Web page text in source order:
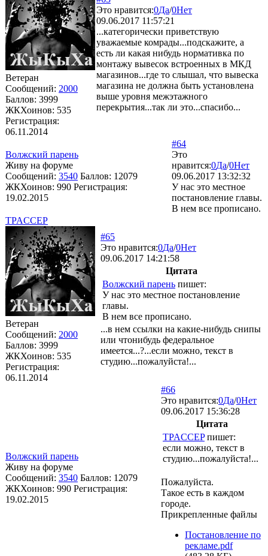
Ветеран
Сообщений: 2000
Баллов: 3999
ЖКХоинов: 535
Регистрация:
06.11.2014
Это нравится:0Да/0Нет
09.06.2017 11:57:21
...категорически приветствую
уважаемые комрады...подскажите, а
есть ли какая нибудь нормативка по
монтажу вывесок встроенных в МКД
магазинов...где то слышал, что вывеска
магазина не должна быть установлена
выше уровня межэтажного
перекрытия...так ли это...спасибо...
Волжский парень
Живу на форуме
Сообщений: 3540 Баллов: 12079
ЖКХоинов: 990 Регистрация:
19.02.2015
#64
Это
нравится:0Да/0Нет
09.06.2017 13:32:32
У нас это местное
постановление главы.
В нем все прописано.
TPACCEP
Ветеран
Сообщений: 2000
Баллов: 3999
ЖКХоинов: 535
Регистрация:
06.11.2014
#65
Это нравится:0Да/0Нет
09.06.2017 14:21:58
Цитата
Волжский парень пишет:
У нас это местное постановление
главы.
В нем все прописано.
...в нем ссылки на какие-нибудь снипы
или чтонибудь федеральное
имеется...?...если можно, текст в
студию...пожалуйста!...
Волжский парень
Живу на форуме
Сообщений: 3540 Баллов: 12079
ЖКХоинов: 990 Регистрация:
19.02.2015
#66
Это нравится:0Да/0Нет
09.06.2017 15:36:28
Цитата
TPACCEPпишет:
если можно, текст в
студию...пожалуйста!...
Пожалуйста.
Такое есть в каждом
городе.
Прикрепленные файлы
Постановление по
рекламе.pdf